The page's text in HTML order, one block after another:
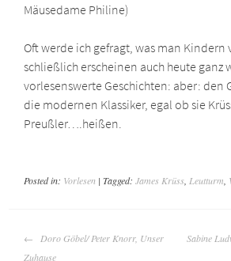
Mäusedame Philine)
Oft werde ich gefragt, was man Kindern
schließlich erscheinen auch heute ganz
vorlesenswerte Geschichten: aber: den
die modernen Klassiker, egal ob sie
Preußler….heißen.
Posted in: Vorlesen | Tagged:James Krüss Leutturm
BEITRAGSNAVIGATION
Doro Göbel/ Peter Knorr, Unser
Zuhause
Sabine